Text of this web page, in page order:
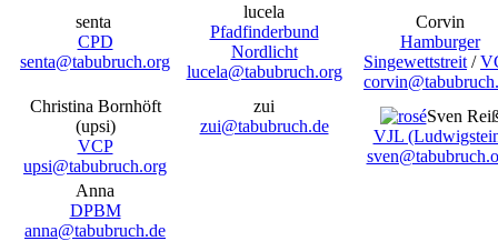
senta
CPD
senta@tabubruch.org
lucela
Pfadfinderbund
Nordlicht
lucela@tabubruch.org
Corvin
Hamburger
Singewettstreit /
Christina Bornhöft
(upsi)
VCP
upsi@tabubruch.org
zui
zui@tabubruch.de
Sven
VJL
Anna
DPBM
anna@tabubruch.de